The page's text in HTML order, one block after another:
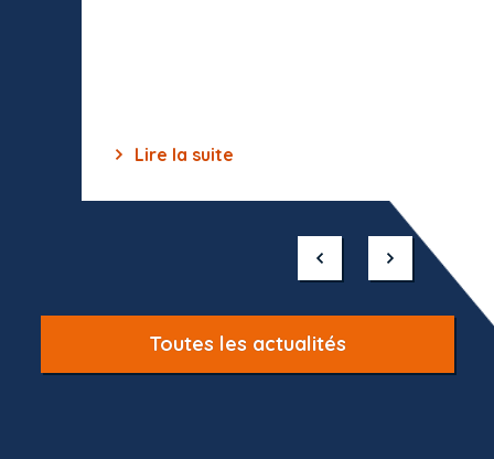
Lire la suite
Toutes les actualités